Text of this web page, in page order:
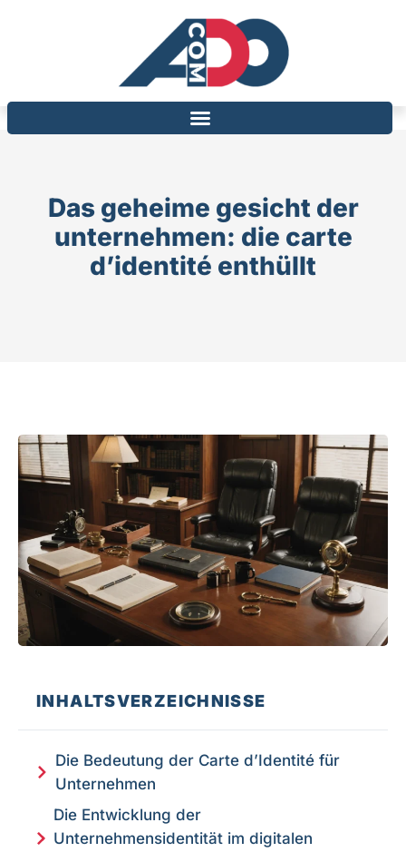
Das geheime gesicht der
unternehmen: die carte
d’identité enthüllt
INHALTSVERZEICHNISSE
Die Bedeutung der Carte d’Identité für
Unternehmen
Die Entwicklung der
Unternehmensidentität im digitalen